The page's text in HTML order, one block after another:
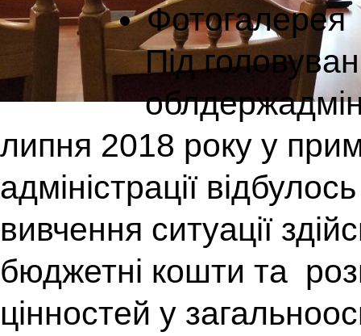
Фотогалерея
Під
липня 2018 року у
адміністрації
вивчення ситуації
бюджетні кошти та
цінностей у